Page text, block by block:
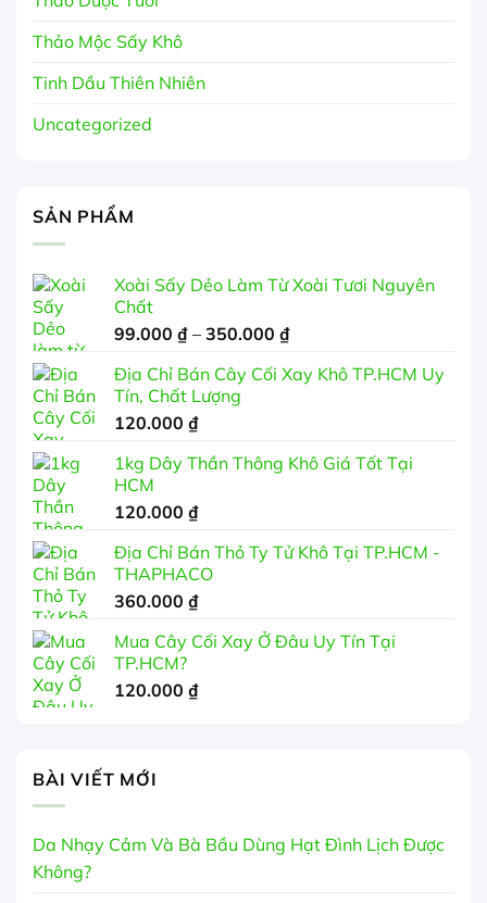
Thảo Mộc Sấy Khô
Tinh Dầu Thiên Nhiên
Uncategorized
SẢN PHẨM
Xoài Sấy Dẻo Làm Từ Xoài Tươi Nguyên
Chất
99.000 ₫ – 350.000 ₫Khoảng
từ
Địa Chỉ Bán Cây Cối Xay Khô TP.HCM Uy
Tín, Chất Lượng
120.000 ₫
1kg Dây Thần Thông Khô Giá Tốt Tại
HCM
120.000 ₫
Địa Chỉ Bán Thỏ Ty Tử Khô Tại TP.HCM -
THAPHACO
360.000 ₫
Mua Cây Cối Xay Ở Đâu Uy Tín Tại
TP.HCM?
120.000 ₫
BÀI VIẾT MỚI
Da Nhạy Cảm Và Bà Bầu Dùng Hạt Đình Lịch Được
Không?